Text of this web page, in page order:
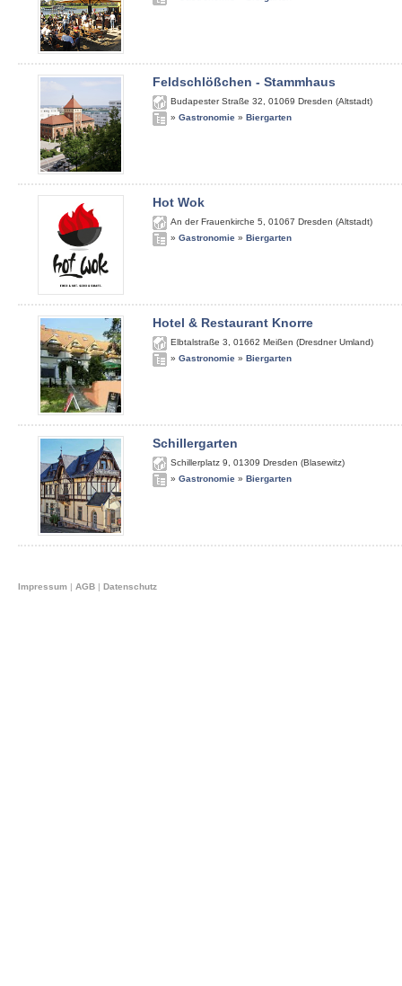
Feldschlößchen - Stammhaus
Budapester Straße 32 01069 Dresden (Altstadt)
» Gastronomie » Biergarten
Hot Wok
An der Frauenkirche 5 01067 Dresden (Altstadt)
» Gastronomie » Biergarten
Hotel & Restaurant Knorre
Elbtalstraße 3 01662 Meißen (Dresdner Umland)
» Gastronomie » Biergarten
Schillergarten
Schillerplatz 9 01309 Dresden (Blasewitz)
» Gastronomie » Biergarten
Impressum | AGB | Datenschutz